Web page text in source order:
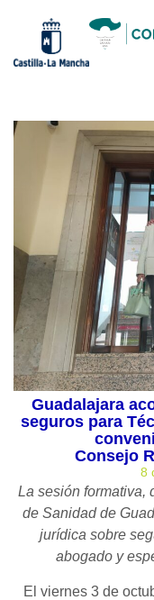
Guadalajara
seguros para
Consejo
8
La sesión formativa,
de Sanidad de
jurídica sobre
abogado y
El viernes 3 de